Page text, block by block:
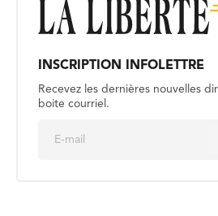
INSCRIPTION INFOLETTRE
Recevez les dernières nouvelles
boite courriel.